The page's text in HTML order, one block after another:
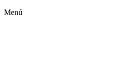
Menú